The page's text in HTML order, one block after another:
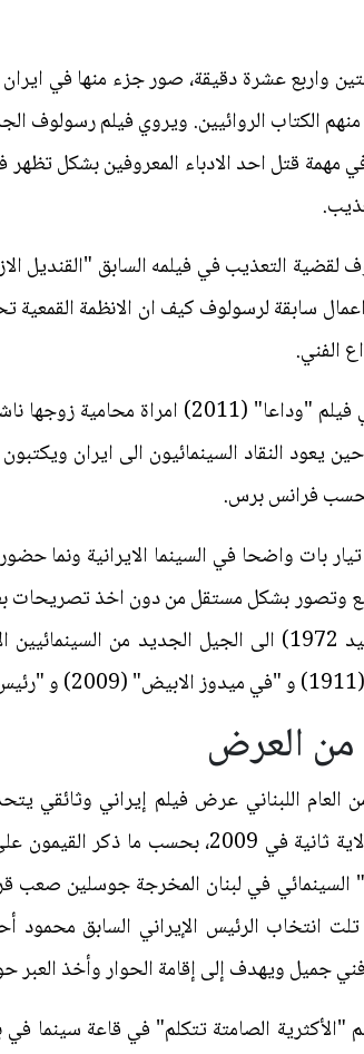
واربع عشرة دقيقة، صور جزء منها في ايران
الكتاب الروائيين. ويروي فيلم
مهمة قتل احد الادباء المعروفين بشكل تظهر
التعذيب في فيلمه السابق "القنديل
سابقة لرسولوف كيف ان الانظمة القمعية
الفني.
وكان رسولوف صور في فيلم
يعود النقاد السينمائيون الى ايران
بحسب فرانس برس.
بات واضحا في السينما الايرانية ونما
وتصور بشكل مستقل من دون اخذ تصريحات
وينتمي رسولوف (مواليد 1972) الى الجيل
من العرض
العام اللبناني عرض فيلم إيراني وثائقي
محمود أحمدي نجاد لولاية ثانية
السينمائي في لبنان المخرجة جوسلين صعب
جميل ويهدف إلى إقامة الحوار وأخذ العبر
"الأكثرية الصامتة تتكلم" في قاعة سينما